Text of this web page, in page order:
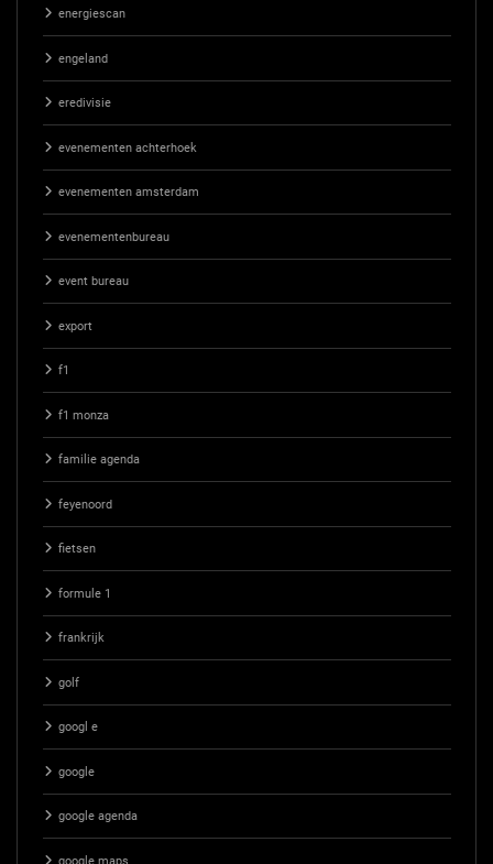
energiescan
engeland
eredivisie
evenementen achterhoek
evenementen amsterdam
evenementenbureau
event bureau
export
f1
f1 monza
familie agenda
feyenoord
fietsen
formule 1
frankrijk
golf
googl e
google
google agenda